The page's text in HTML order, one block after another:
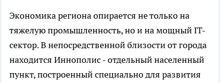
Экономика региона опирается не только на
тяжелую промышленность, но и на мощный IT-
сектор. В непосредственной близости от города
находится Иннополис - отдельный населенный
пункт, построенный специально для развития